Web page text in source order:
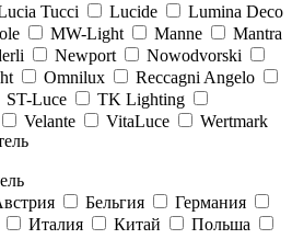
Tucci Lucide
Lumina Deco
MW-Light Manne
Mantra
Newport
Nowodvorski
Omnilux
Reccagni Angelo
ST-Luce
TK Lighting
Velante VitaLuce
Wertmark
Бельгия
Германия
Италия Китай
Польша